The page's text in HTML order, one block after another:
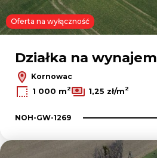
Oferta na wyłączność
Działka na wynajem
Kornowac
1 000 m2 1,25 zł/m2
NOH-GW-1269